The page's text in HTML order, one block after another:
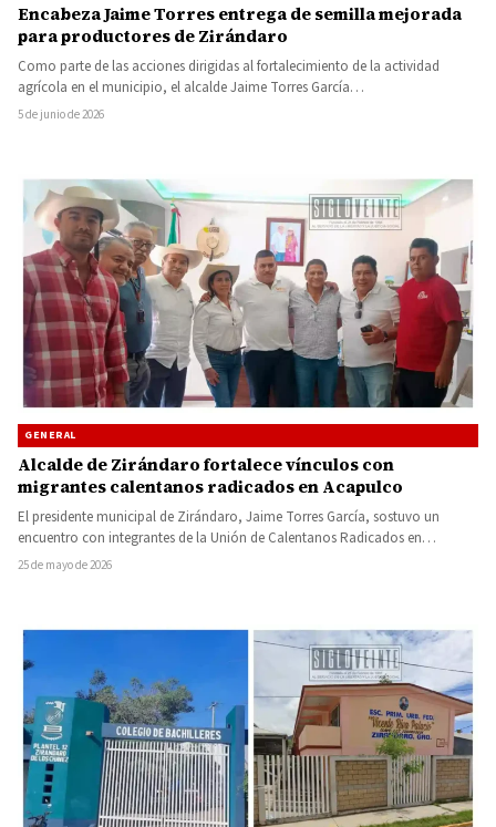
Encabeza Jaime Torres entrega de semilla mejorada
para productores de Zirándaro
Como parte de las acciones dirigidas al fortalecimiento de la actividad
agrícola en el municipio, el alcalde Jaime Torres García…
5 de junio de 2026
GENERAL
Alcalde de Zirándaro fortalece vínculos con
migrantes calentanos radicados en Acapulco
El presidente municipal de Zirándaro, Jaime Torres García, sostuvo un
encuentro con integrantes de la Unión de Calentanos Radicados en…
25 de mayo de 2026